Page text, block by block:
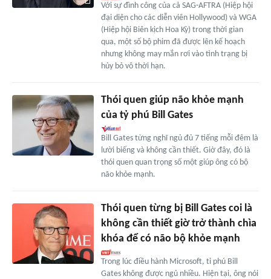
Với sự đình công của cả SAG-AFTRA (Hiệp hội
đại diện cho các diễn viên Hollywood) và WGA
(Hiệp hội Biên kịch Hoa Kỳ) trong thời gian
qua, một số bộ phim đã được lên kế hoạch
nhưng không may mắn rơi vào tình trạng bị
hủy bỏ vô thời hạn.
Thói quen giúp não khỏe mạnh
của tỷ phú Bill Gates
Bill Gates từng nghĩ ngủ đủ 7 tiếng mỗi đêm là
lười biếng và không cần thiết. Giờ đây, đó là
thói quen quan trọng số một giúp ông có bộ
não khỏe mạnh.
Thói quen từng bị Bill Gates coi là
không cần thiết giờ trở thành chìa
khóa để có não bộ khỏe mạnh
Trong lúc điều hành Microsoft, tỉ phú Bill
Gates không được ngủ nhiều. Hiện tại, ông nói